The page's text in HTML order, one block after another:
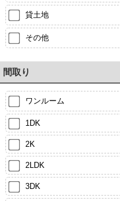
貸土地
その他
間取り
ワンルーム
1DK
2K
2LDK
3DK